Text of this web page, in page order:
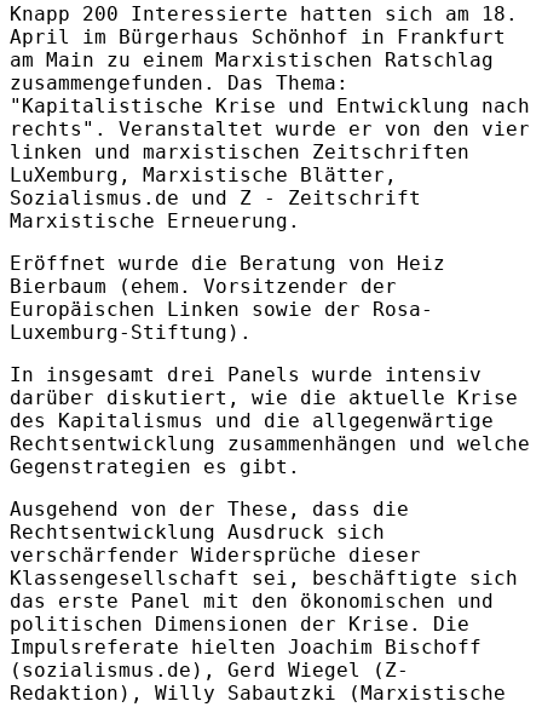
Knapp 200 Interessierte hatten sich am 18.
April im Bürgerhaus Schönhof in Frankfurt
am Main zu einem Marxistischen Ratschlag
zusammengefunden. Das Thema:
"Kapitalistische Krise und Entwicklung nach
rechts". Veranstaltet wurde er von den vier
linken und marxistischen Zeitschriften
LuXemburg, Marxistische Blätter,
Sozialismus.de und Z - Zeitschrift
Marxistische Erneuerung.
Eröffnet wurde die Beratung von Heiz
Bierbaum (ehem. Vorsitzender der
Europäischen Linken sowie der Rosa-
Luxemburg-Stiftung).
In insgesamt drei Panels wurde intensiv
darüber diskutiert, wie die aktuelle Krise
des Kapitalismus und die allgegenwärtige
Rechtsentwicklung zusammenhängen und welche
Gegenstrategien es gibt.
Ausgehend von der These, dass die
Rechtsentwicklung Ausdruck sich
verschärfender Widersprüche dieser
Klassengesellschaft sei, beschäftigte sich
das erste Panel mit den ökonomischen und
politischen Dimensionen der Krise. Die
Impulsreferate hielten Joachim Bischoff
(sozialismus.de), Gerd Wiegel (Z-
Redaktion), Willy Sabautzki (Marxistische